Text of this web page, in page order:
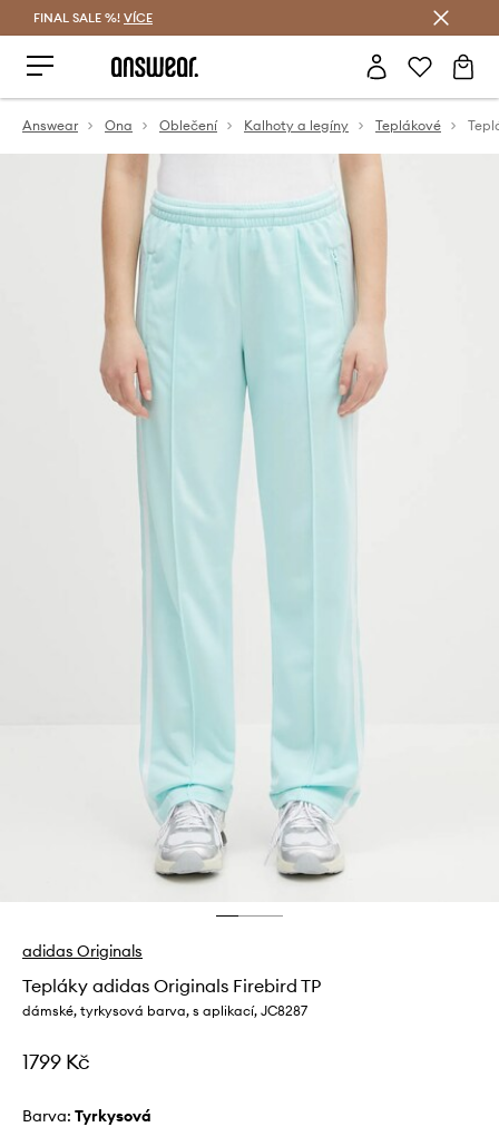
FINAL SALE %! VÍCE
Answear Ona Oblečení Kalhoty a legíny Teplákové
adidas Originals
Tepláky adidas Originals Firebird TP
dámské, tyrkysová barva, s aplikací, JC8287
1799 Kč
Barva: tyrkysová